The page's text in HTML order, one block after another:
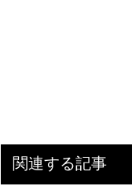
関連する記事